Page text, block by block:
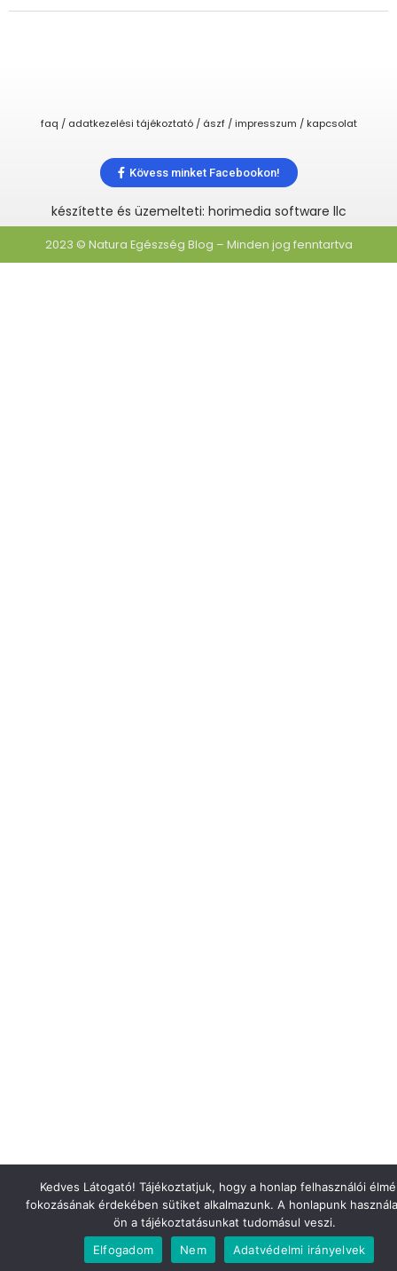
faq / adatkezelési tájékoztató / ászf / impresszum / kapcsolat
Kövess minket Facebookon!
készítette és üzemelteti: horimedia software llc
2023 © Natura Egészség Blog – Minden jog fenntartva
Kedves Látogató! Tájékoztatjuk, hogy a honlap felhasználói
fokozásának érdekében sütiket alkalmazunk. A honlapunk
ön a tájékoztatásunkat tudomásul veszi.
Elfogadom
Nem Adatvédelmi irányelvek